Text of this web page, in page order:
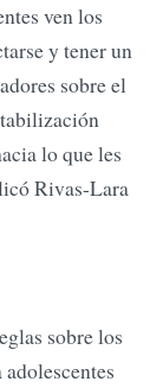
ven los
y tener un
sobre el
lo que les
Rivas-Lara
sobre los